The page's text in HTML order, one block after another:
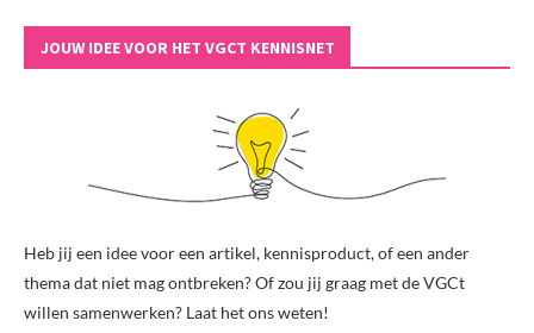
JOUW IDEE VOOR HET VGCT KENNISNET
Heb jij een idee voor een artikel, kennisproduct, of een ander
thema dat niet mag ontbreken? Of zou jij graag met de VGCt
willen samenwerken? Laat het ons weten!